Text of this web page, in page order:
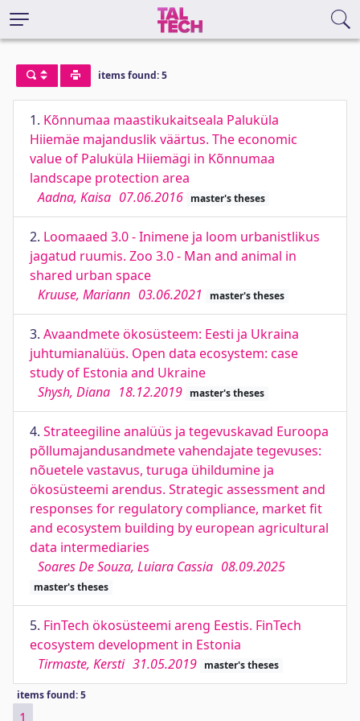
items found: 5
1. Kõnnumaa maastikukaitseala Paluküla
Hiiemäe majanduslik väärtus. The economic
value of Paluküla Hiiemägi in Kõnnumaa
landscape protection area
Aadna, Kaisa 07.06.2016 master's theses
2. Loomaaed 3.0 - Inimene ja loom urbanistlikus
jagatud ruumis. Zoo 3.0 - Man and animal in
shared urban space
Kruuse, Mariann 03.06.2021 master's theses
3. Avaandmete ökosüsteem: Eesti ja Ukraina
juhtumianalüüs. Open data ecosystem: case
study of Estonia and Ukraine
Shysh, Diana 18.12.2019 master's theses
4. Strateegiline analüüs ja tegevuskavad Euroopa
põllumajandusandmete vahendajate tegevuses:
nõuetele vastavus, turuga ühildumine ja
ökosüsteemi arendus. Strategic assessment and
responses for regulatory compliance, market fit
and ecosystem building by european agricultural
data intermediaries
Soares De Souza, Luiara Cassia 08.09.2025
master's theses
5. FinTech ökosüsteemi areng Eestis. FinTech
ecosystem development in Estonia
Tirmaste, Kersti 31.05.2019 master's theses
items found: 5